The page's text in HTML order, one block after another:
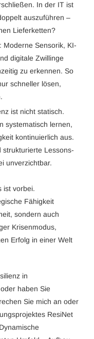
In der IT ist
auszuführen –
Lieferketten?
Moderne Sensorik, KI-
digitale Zwillinge
zu erkennen. So
schneller lösen,
ist nicht statisch.
systematisch lernen,
kontinuierlich aus.
strukturierte Lessons-
unverzichtbar.
ist vorbei.
Fähigkeit
sondern auch
Krisenmodus,
Erfolg in einer Welt
in
haben Sie
Sie mich an oder
ResiNet